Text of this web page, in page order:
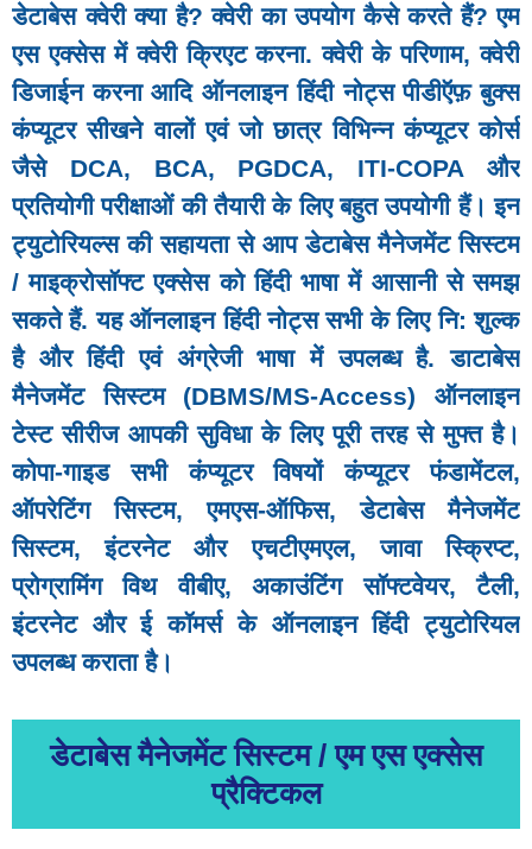
डेटाबेस क्वेरी क्या है? क्वेरी का उपयोग कैसे करते हैं? एम
एस एक्सेस में क्वेरी क्रिएट करना. क्वेरी के परिणाम, क्वेरी
डिजाईन करना आदि ऑनलाइन हिंदी नोट्स पीडीऍफ़ बुक्स
कंप्यूटर सीखने वालों एवं जो छात्र विभिन्न कंप्यूटर कोर्स
जैसे DCA, BCA, PGDCA, ITI-COPA और
प्रतियोगी परीक्षाओं की तैयारी के लिए बहुत उपयोगी हैं। इन
ट्युटोरियल्स की सहायता से आप डेटाबेस मैनेजमेंट सिस्टम
/ माइक्रोसॉफ्ट एक्सेस को हिंदी भाषा में आसानी से समझ
सकते हैं. यह ऑनलाइन हिंदी नोट्स सभी के लिए नि: शुल्क
है और हिंदी एवं अंग्रेजी भाषा में उपलब्ध है. डाटाबेस
मैनेजमेंट सिस्टम (DBMS/MS-Access) ऑनलाइन
टेस्ट सीरीज आपकी सुविधा के लिए पूरी तरह से मुफ्त है।
कोपा-गाइड सभी कंप्यूटर विषयोंकंप्यूटर फंडामेंटल,
ऑपरेटिंग सिस्टम, एमएस-ऑफिस, डेटाबेस मैनेजमेंट
सिस्टम, इंटरनेट और एचटीएमएल, जावा स्क्रिप्ट,
प्रोग्रामिंग विथ वीबीए, अकाउंटिंग सॉफ्टवेयर, टैली,
इंटरनेट और ई कॉमर्स के ऑनलाइन हिंदी ट्युटोरियल
उपलब्ध कराता है।
डेटाबेस मैनेजमेंट सिस्टम / एम एस एक्सेस
प्रैक्टिकल